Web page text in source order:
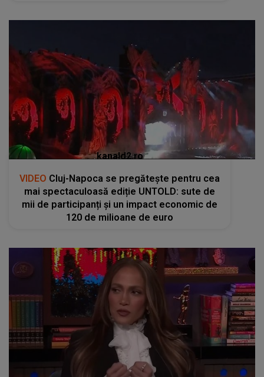
kanald2.ro
VIDEO Cluj-Napoca se pregătește pentru cea
mai spectaculoasă ediție UNTOLD: sute de
mii de participanți și un impact economic de
120 de milioane de euro